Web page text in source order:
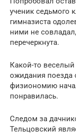
ученик седьмого
гимназиста
ними не
перечеркнута.
Какой-то
ожидания поезда
физиономию
понравилась.
Следом за
Тельцовский